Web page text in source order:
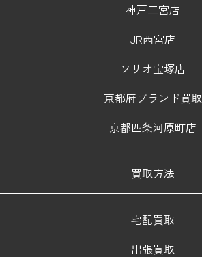
神戸三宮店
JR西宮店
ソリオ宝塚店
京都府ブランド買取
京都四条河原町店
買取方法
宅配買取
出張買取